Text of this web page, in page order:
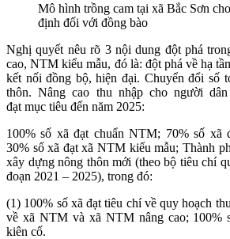
Mô hình trồng cam tại xã Bắc Sơn
định đối với đồng bào
Nghị quyết nêu rõ 3 nội dung đột phá
cao, NTM kiểu mẫu, đó là: đột phá về hạ
kết nối đồng bộ, hiện đại. Chuyển đổi số
thôn. Nâng cao thu nhập cho người
đạt mục tiêu đến năm 2025:
100% số xã đạt chuẩn NTM; 70% số xã
30% số xã đạt xã NTM kiểu mẫu; Thành
xây dựng nông thôn mới (theo bộ tiêu chí
đoạn 2021 – 2025), trong đó:
(1) 100% số xã đạt tiêu chí về quy hoạch
về xã NTM và xã NTM nâng cao; 100%
kiên cố.